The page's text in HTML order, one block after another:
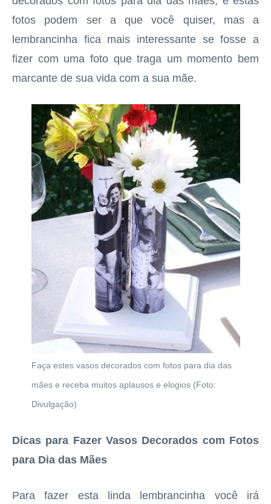
fotos podem ser a que você quiser, mas a
lembrancinha fica mais interessante se fosse a
fizer com uma foto que traga um momento bem
marcante de sua vida com a sua mãe.
Faça estes vasos decorados com fotos para dia das
mães e receba muitos aplausos e elogios (Foto:
Divulgação)
Dicas para Fazer Vasos Decorados com Fotos
para Dia das Mães
Para fazer esta linda lembrancinha você irá